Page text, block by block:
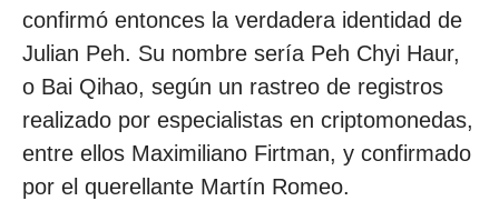
confirmó entonces la verdadera identidad de
Julian Peh. Su nombre sería Peh Chyi Haur,
o Bai Qihao, según un rastreo de registros
realizado por especialistas en criptomonedas,
entre ellos Maximiliano Firtman, y confirmado
por el querellante Martín Romeo.